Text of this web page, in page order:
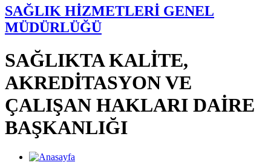
SAĞLIK HİZMETLERİ GENEL
MÜDÜRLÜĞÜ
SAĞLIKTA KALİTE,
AKREDİTASYON VE
ÇALIŞAN HAKLARI DAİRE
BAŞKANLIĞI